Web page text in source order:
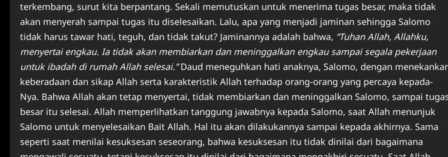
terkembang, surut kita berpantang. Sekali memutuskan untuk menerima tugas besar, maka tidak
akan menyerah sampai tugas itu diselesaikan. Lalu, apa yang menjadi jaminan sehingga Salomo
tidak harus tawar hati, teguh, dan tidak takut? Jaminannya adalah bahwa, “Tuhan Allah, Allahku,
menyertai engkau. Ia tidak akan membiarkan dan meninggalkan engkau sampai segala pekerjaan
untuk ibadah di rumah Allah selesai.”Daud meneguhkan hati anaknya, Salomo, dengan
keberadaan dan sikap Allah serta karakteristik Allah terhadap orang-orang yang percaya kepada-
Nya. Bahwa Allah akan tetap menyertai, tidak membiarkan dan meninggalkan Salomo, sampai
besar itu selesai. Allah memperlihatkan tanggung jawabnya kepada Salomo, saat Allah menunjuk
Salomo untuk menyelesaikan Bait Allah. Hal itu akan dilakukannya sampai kepada akhirnya. Sama
seperti saat menilai kesuksesan seseorang, bahwa kesuksesan itu tidak dinilai dari bagaimana